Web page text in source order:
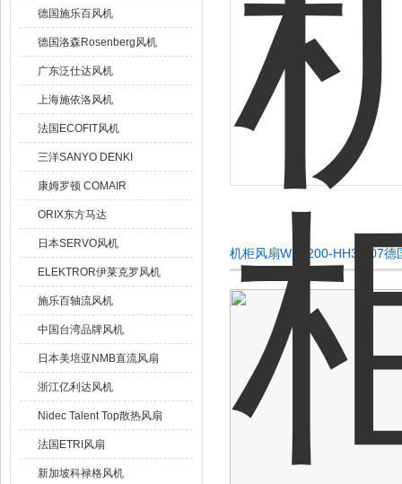
德国施乐百风机
德国洛森Rosenberg风机
广东泛仕达风机
上海施依洛风机
法国ECOFIT风机
三洋SANYO DENKI
康姆罗顿 COMAIR
ORIX东方马达
日本SERVO风机
ELEKTROR伊莱克罗风机
施乐百轴流风机
中国台湾品牌风机
日本美培亚NMB直流风扇
浙江亿利达风机
Nidec Talent Top散热风扇
法国ETRI风扇
新加坡科禄格风机
机柜风扇W2E200-HH38-07